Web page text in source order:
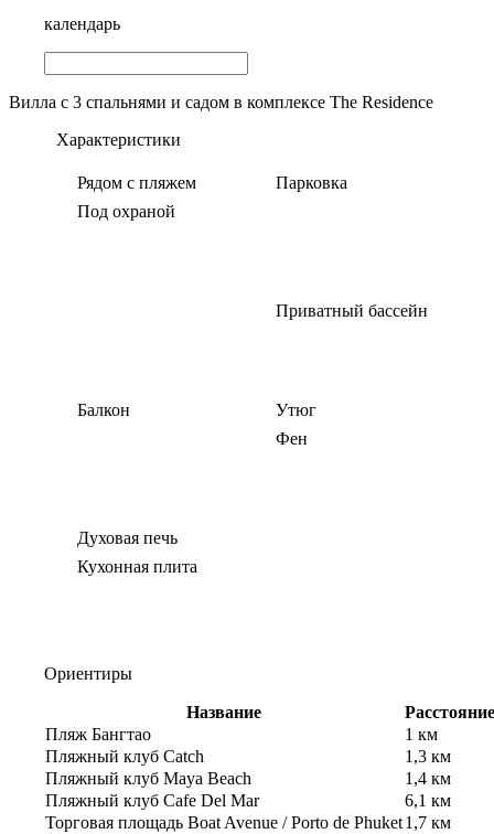
календарь
Вилла с 3 спальнями и садом в комплексе The Residence
Характеристики
Рядом с пляжем
Под охраной
Парковка
Приватный бассейн
Балкон
Утюг
Фен
Духовая печь
Кухонная плита
Ориентиры
Название
Пляж Бангтао
1 км
Пляжный клуб Catch
1,3 км
Пляжный клуб Maya Beach
1,4 км
Пляжный клуб Cafe Del Mar
6,1 км
Торговая площадь Boat Avenue / Porto de Phuket1,7 км